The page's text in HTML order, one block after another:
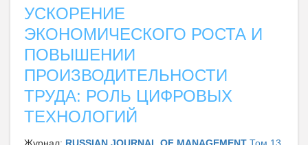
УСКОРЕНИЕ
ЭКОНОМИЧЕСКОГО РОСТА И
ПОВЫШЕНИИ
ПРОИЗВОДИТЕЛЬНОСТИ
ТРУДА: РОЛЬ ЦИФРОВЫХ
ТЕХНОЛОГИЙ